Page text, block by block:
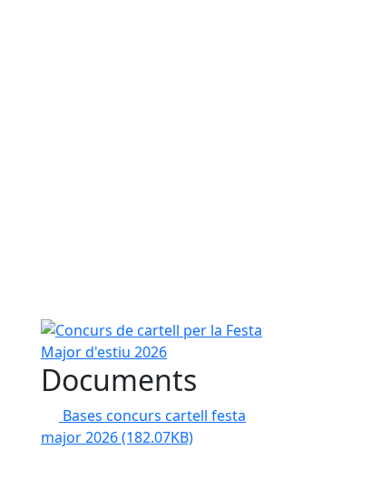
Concurs de cartell per la Festa Major d'estiu 2026
Documents
Bases concurs cartell festa
major 2026(182.07KB)